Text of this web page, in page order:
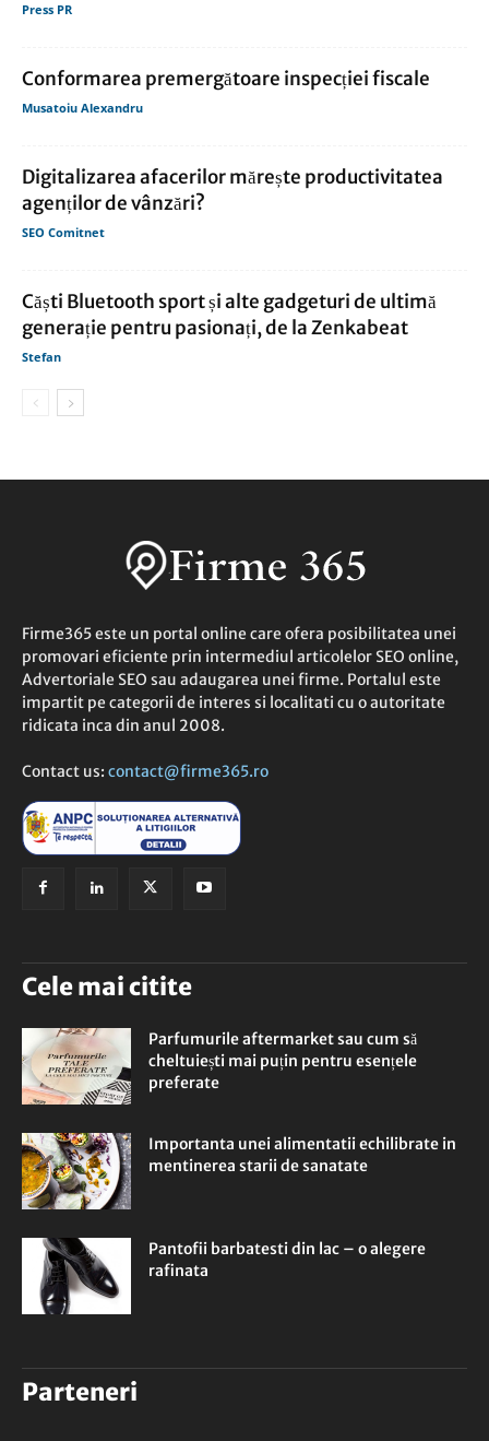
Press PR
Conformarea premergătoare inspecției fiscale
Musatoiu Alexandru
Digitalizarea afacerilor mărește productivitatea
agenților de vânzări?
SEO Comitnet
Căști Bluetooth sport și alte gadgeturi de ultimă
generație pentru pasionați, de la Zenkabeat
Stefan
Firme365 este un portal online care ofera posibilitatea unei
promovari eficiente prin intermediul articolelor SEO online,
Advertoriale SEO sau adaugarea unei firme. Portalul este
impartit pe categorii de interes si localitati cu o autoritate
ridicata inca din anul 2008.
Contact us: contact@firme365.ro
Cele mai citite
Parfumurile aftermarket sau cum să
cheltuiești mai puțin pentru esențele
preferate
Importanta unei alimentatii echilibrate in
mentinerea starii de sanatate
Pantofii barbatesti din lac – o alegere
rafinata
Parteneri